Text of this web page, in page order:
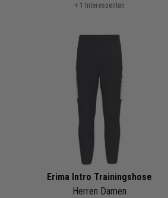
+ 1 Interessenten
Erima Intro Trainingshose
Herren Damen